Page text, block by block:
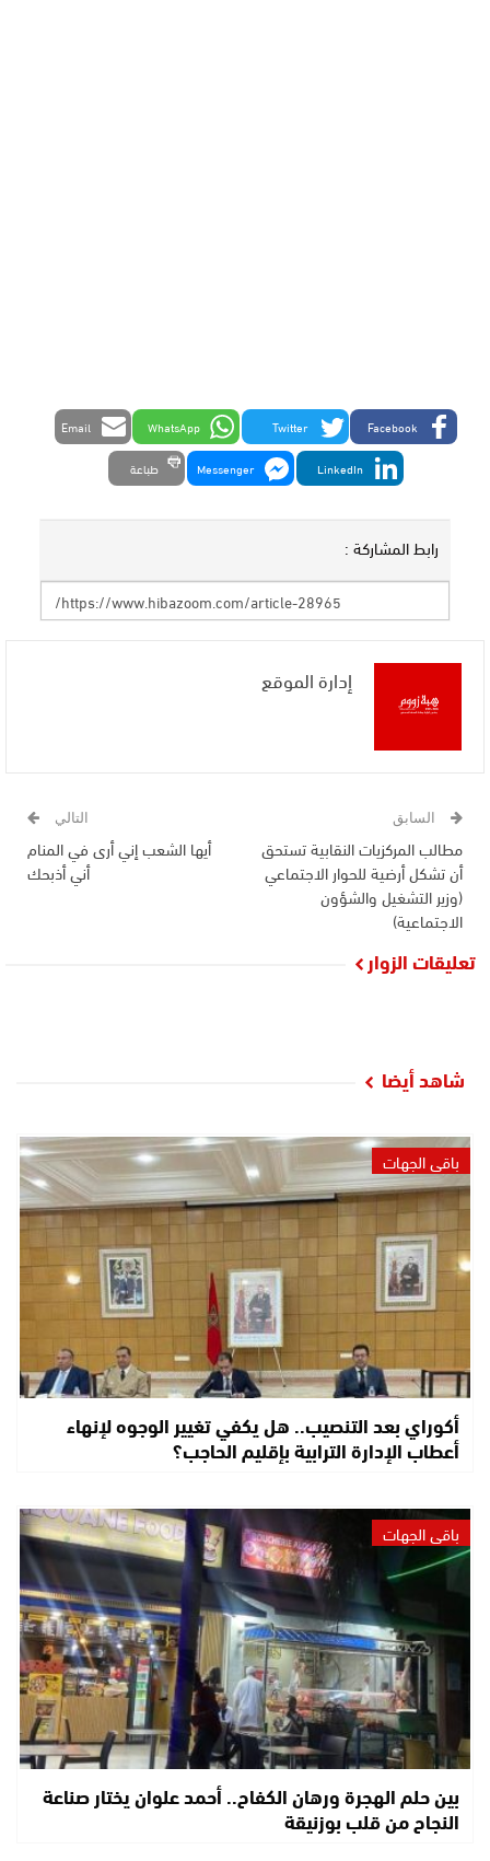
Facebook
Twitter
WhatsApp
Email
LinkedIn
Messenger طباعة
رابط المشاركة :
إدارة الموقع
السابق
مطالب المركزيات النقابية تستحق
أن تشكل أرضية للحوار الاجتماعي
(وزير التشغيل والشؤون
الاجتماعية)
التالي
أيها الشعب إني أرى في المنام
أني أذبحك
تعليقات الزوار
شاهد أيضا
باقي الجهات
أكوراي بعد التنصيب.. هل يكفي تغيير الوجوه لإنهاء
أعطاب الإدارة الترابية بإقليم الحاجب؟
باقي الجهات
بين حلم الهجرة ورهان الكفاح.. أحمد علوان يختار صناعة
النجاح من قلب بوزنيقة